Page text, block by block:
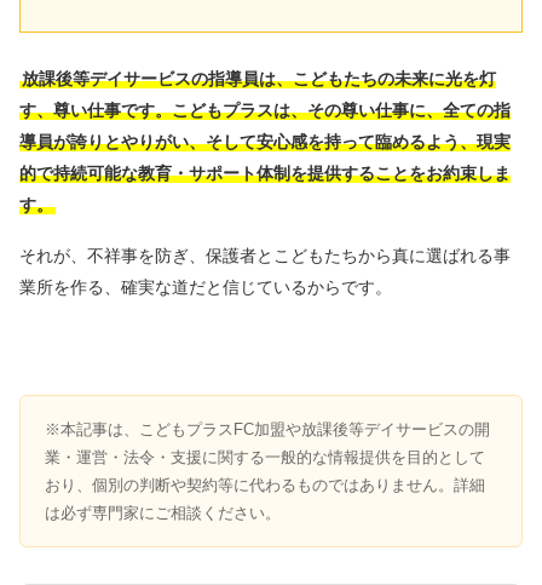
放課後等デイサービスの指導員は、こどもたちの未来に光を灯
す、尊い仕事です。こどもプラスは、その尊い仕事に、全ての指
導員が誇りとやりがい、そして安心感を持って臨めるよう、現実
的で持続可能な教育・サポート体制を提供することをお約束しま
す。
それが、不祥事を防ぎ、保護者とこどもたちから真に選ばれる事
業所を作る、確実な道だと信じているからです。
※本記事は、こどもプラスFC加盟や放課後等デイサービスの開
業・運営・法令・支援に関する一般的な情報提供を目的として
おり、個別の判断や契約等に代わるものではありません。詳細
は必ず専門家にご相談ください。